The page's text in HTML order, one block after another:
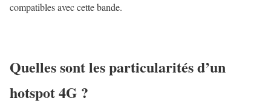
compatibles avec cette bande.
Quelles sont les particularités d’un
hotspot 4G ?